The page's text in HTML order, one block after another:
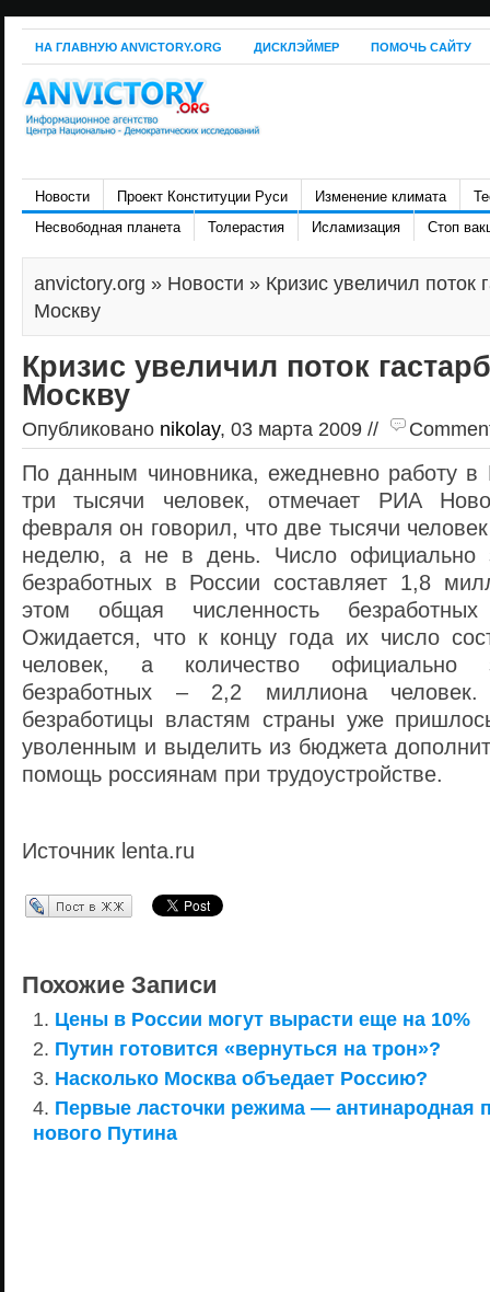
НА ГЛАВНУЮ ANVICTORY.ORG ДИСКЛЭЙМЕР ПОМОЧЬ САЙТУ
Новости Проект Конституции Руси Изменение климата
Несвободная планета
Толерастия Исламизация Стоп
anvictory.org » Новости » Кризис увеличил поток
Москву
Кризис увеличил поток
Москву
Опубликовано nikolay, 03 марта 2009 //
По данным чиновника, ежедневно работу в
три тысячи человек, отмечает РИА
февраля он говорил, что две тысячи
неделю, а не в день. Число официально
безработных в России составляет 1,8
этом общая численность
Ожидается, что к концу года их число
человек, а количество официально
безработных – 2,2 миллиона человек.
безработицы властям страны уже
уволенным и выделить из бюджета
помощь россиянам при трудоустройстве.
Источник lenta.ru
Перепост в ЖЖ
Похожие Записи
Цены в России могут вырасти еще на 10%
Путин готовится «вернуться на трон»?
Насколько Москва объедает Россию?
Первые ласточки режима — антинародная
нового Путина